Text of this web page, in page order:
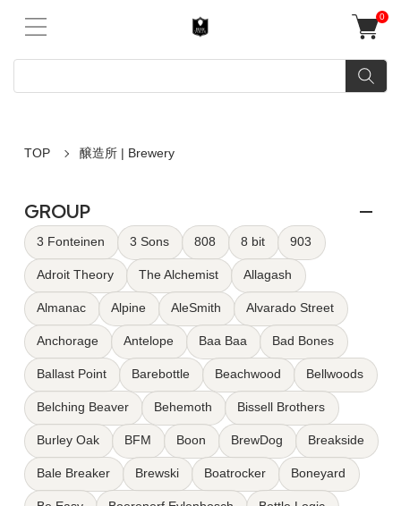
0
TOP 醸造所 | Brewery
GROUP
3 Fonteinen 3 Sons 808 8 bit 903
Adroit Theory The Alchemist Allagash
Almanac Alpine AleSmith Alvarado Street
Anchorage Antelope Baa Baa Bad Bones
Ballast Point Barebottle Beachwood Bellwoods
Belching Beaver Behemoth Bissell Brothers
Burley Oak BFM Boon BrewDog Breakside
Bale Breaker Brewski Boatrocker Boneyard